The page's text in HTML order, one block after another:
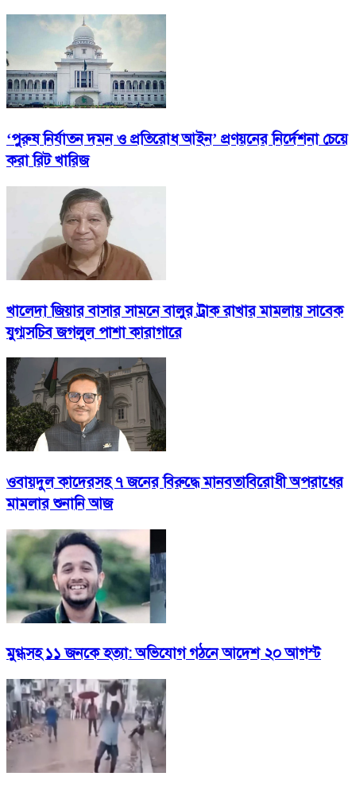
‘পুরুষ নির্যাতন দমন ও প্রতিরোধ আইন’ প্রণয়নের নির্দেশনা চেয়ে
করা রিট খারিজ
খালেদা জিয়ার বাসার সামনে বালুর ট্রাক রাখার মামলায় সাবেক
যুগ্মসচিব জগলুল পাশা কারাগারে
ওবায়দুল কাদেরসহ ৭ জনের বিরুদ্ধে মানবতাবিরোধী অপরাধের
মামলার শুনানি আজ
মুগ্ধসহ ১১ জনকে হত্যা: অভিযোগ গঠনে আদেশ ২০ আগস্ট